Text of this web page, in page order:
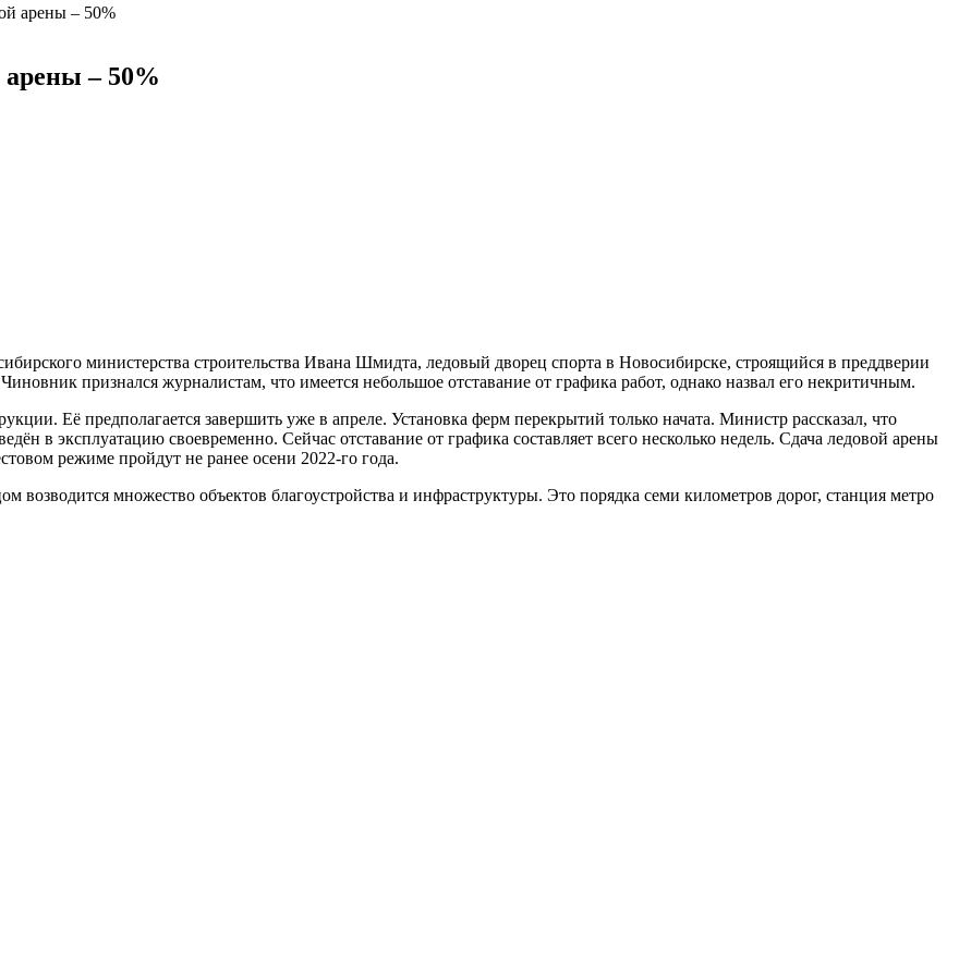
арены – 50%
арены – 50%
министерства строительства Ивана Шмидта, ледовый дворец спорта в Новосибирске, строящийся в преддверии
признался журналистам, что имеется небольшое отставание от графика работ, однако назвал его некритичным.
Её предполагается завершить уже в апреле. Установка ферм перекрытий только начата. Министр рассказал, что
в эксплуатацию своевременно. Сейчас отставание от графика составляет всего несколько недель. Сдача ледовой арены
режиме пройдут не ранее осени 2022-го года.
множество объектов благоустройства и инфраструктуры. Это порядка семи километров дорог, станция метро